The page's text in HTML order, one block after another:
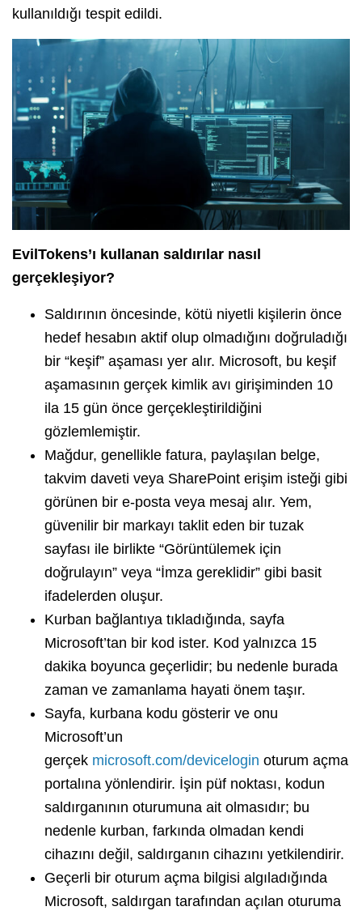
kullanıldığı tespit edildi.
EvilTokens’ı kullanan saldırılar nasıl
gerçekleşiyor?
Saldırının öncesinde, kötü niyetli kişilerin önce
hedef hesabın aktif olup olmadığını doğruladığı
bir “keşif” aşaması yer alır. Microsoft, bu keşif
aşamasının gerçek kimlik avı girişiminden 10
ila 15 gün önce gerçekleştirildiğini
gözlemlemiştir.
Mağdur, genellikle fatura, paylaşılan belge,
takvim daveti veya SharePoint erişim isteği gibi
görünen bir e-posta veya mesaj alır. Yem,
güvenilir bir markayı taklit eden bir tuzak
sayfası ile birlikte “Görüntülemek için
doğrulayın” veya “İmza gereklidir” gibi basit
ifadelerden oluşur.
Kurban bağlantıya tıkladığında, sayfa
Microsoft’tan bir kod ister. Kod yalnızca 15
dakika boyunca geçerlidir; bu nedenle burada
zaman ve zamanlama hayati önem taşır.
Sayfa, kurbana kodu gösterir ve onu
Microsoft’un
gerçek microsoft.com/devicelogin oturum açma
portalına yönlendirir. İşin püf noktası, kodun
saldırganının oturumuna ait olmasıdır; bu
nedenle kurban, farkında olmadan kendi
cihazını değil, saldırganın cihazını yetkilendirir.
Geçerli bir oturum açma bilgisi algıladığında
Microsoft, saldırgan tarafından açılan oturuma